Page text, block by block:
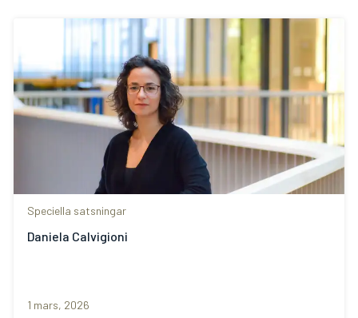
Speciella satsningar
Daniela Calvigioni
1 mars, 2026